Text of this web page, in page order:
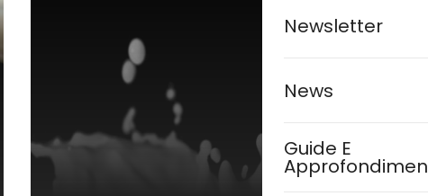
Newsletter
News
Guide E